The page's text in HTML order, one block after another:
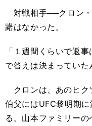
対戦相手──クロン
躇はなかった。
「１週間くらいで返
で答えは決まっていた
クロンは、あのヒク
伯父にはUFC黎明期
る。山本ファミリー